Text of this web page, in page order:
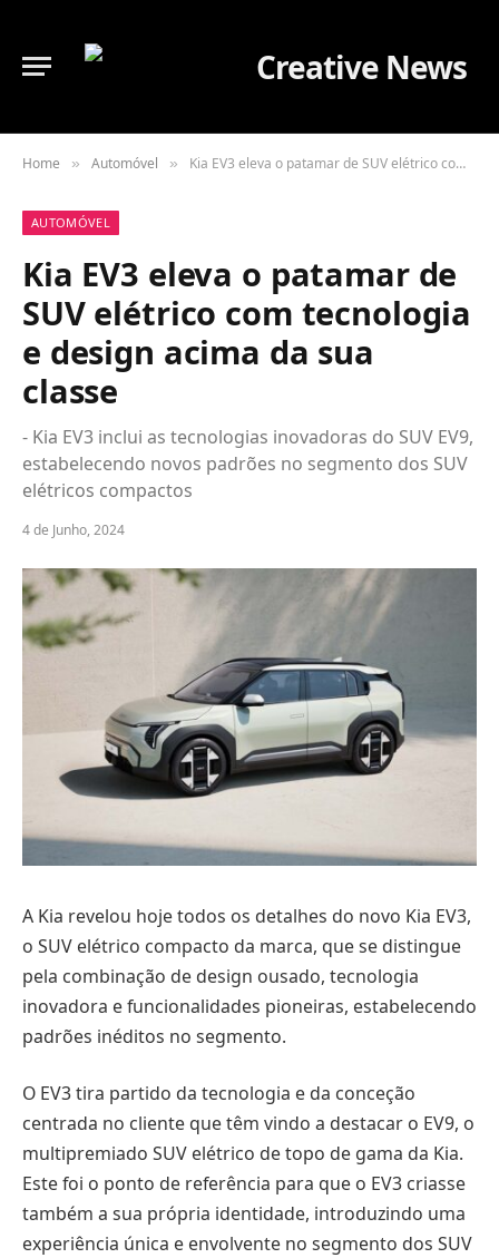
Home » Automóvel » Kia EV3 eleva o patamar de SUV elétrico com tecnologia e design acima da sua classe
AUTOMÓVEL
Kia EV3 eleva o patamar de
SUV elétrico com tecnologia
e design acima da sua
classe
- Kia EV3 inclui as tecnologias inovadoras do SUV EV9,
estabelecendo novos padrões no segmento dos SUV
elétricos compactos
4 de Junho, 2024
A Kia revelou hoje todos os detalhes do novo Kia EV3,
o SUV elétrico compacto da marca, que se distingue
pela combinação de design ousado, tecnologia
inovadora e funcionalidades pioneiras, estabelecendo
padrões inéditos no segmento.
O EV3 tira partido da tecnologia e da conceção
centrada no cliente que têm vindo a destacar o EV9, o
multipremiado SUV elétrico de topo de gama da Kia.
Este foi o ponto de referência para que o EV3 criasse
também a sua própria identidade, introduzindo uma
experiência única e envolvente no segmento dos SUV